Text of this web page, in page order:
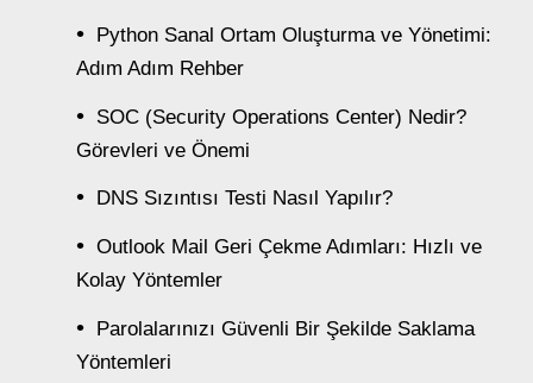
Python Sanal Ortam Oluşturma ve Yönetimi:
Adım Adım Rehber
SOC (Security Operations Center) Nedir?
Görevleri ve Önemi
DNS Sızıntısı Testi Nasıl Yapılır?
Outlook Mail Geri Çekme Adımları: Hızlı ve
Kolay Yöntemler
Parolalarınızı Güvenli Bir Şekilde Saklama
Yöntemleri